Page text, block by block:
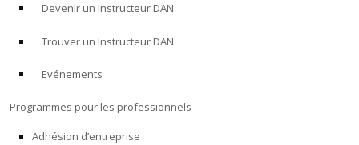
Devenir un Instructeur DAN
Trouver un Instructeur DAN
Evénements
Programmes pour les professionnels
Adhésion d’entreprise